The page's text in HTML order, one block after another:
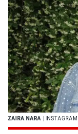
ZAIRA NARA | INSTAGRAM